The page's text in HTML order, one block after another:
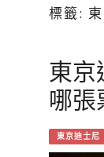
標籤:
東京
哪張
東京迪士尼